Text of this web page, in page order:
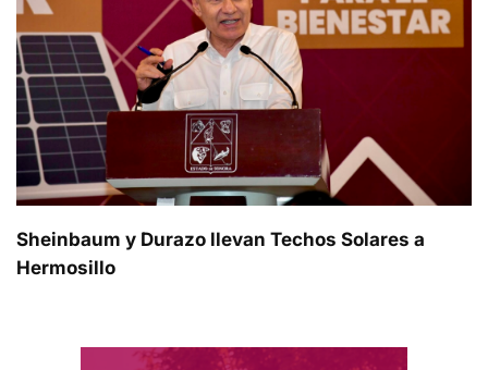
Sheinbaum y Durazo llevan Techos Solares a
Hermosillo